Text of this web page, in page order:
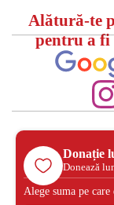
Alătură-te
pentru a fi
Donație
Donează
Alege suma pe